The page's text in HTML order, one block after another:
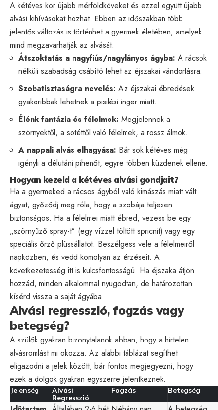
A kétéves kor újabb mérföldköveket és ezzel együtt újabb
alvási kihívásokat hozhat. Ebben az időszakban több
jelentős változás is történhet a gyermek életében, amelyek
mind megzavarhatják az alvását:
Átszoktatás a nagyfiús/nagylányos ágyba: A rácsok
nélküli szabadság csábító lehet az éjszakai vándorlásra.
Szobatisztaságra nevelés: Az éjszakai ébredések
gyakoribbak lehetnek a pisilési inger miatt.
Élénk fantázia és félelmek: Megjelennek a
szörnyektől, a sötéttől való félelmek, a rossz álmok.
A nappali alvás elhagyása: Bár sok kétéves még
igényli a délutáni pihenőt, egyre többen küzdenek ellene.
Hogyan kezeld a kétéves alvási gondjait?
Ha a gyermeked a rácsos ágyból való kimászás miatt vált
ágyat, győződj meg róla, hogy a szobája teljesen
biztonságos. Ha a félelmei miatt ébred, vezess be egy
„szörnyűző spray-t” (egy vízzel töltött spricnit) vagy egy
speciális őrző plüssállatot. Beszélgess vele a félelmeiről
napközben, és vedd komolyan az érzéseit. A
következetesség itt is kulcsfontosságú. Ha éjszaka átjön
hozzád, minden alkalommal nyugodtan, de határozottan
kísérd vissza a saját ágyába.
Alvási regresszió, fogzás vagy
betegség?
A szülők gyakran bizonytalanok abban, hogy a hirtelen
alvásromlást mi okozza. Az alábbi táblázat segíthet
eligazodni a jelek között, bár fontos megjegyezni, hogy
ezek a dolgok gyakran egyszerre jelentkeznek.
Jelenség
Alvási
Regresszió
Fogzás Betegség